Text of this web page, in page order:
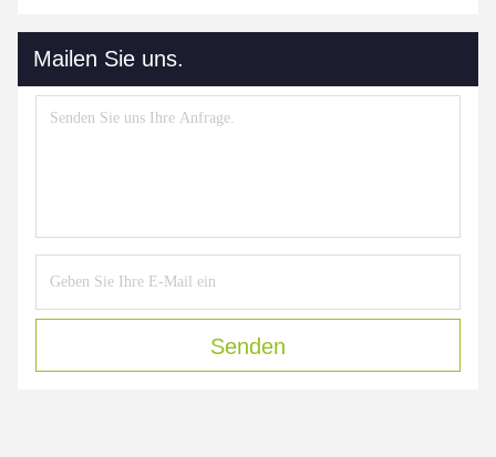
Mailen Sie uns.
Senden